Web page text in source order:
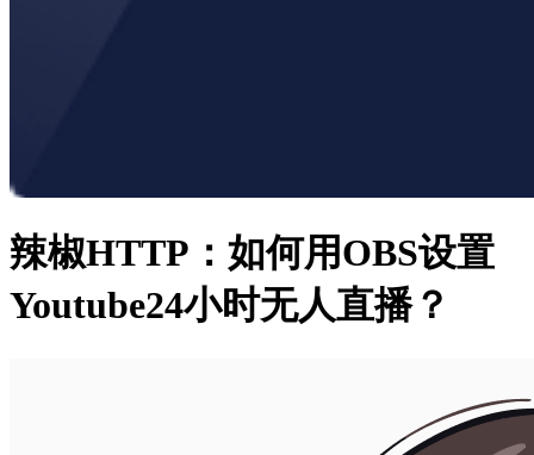
辣椒HTTP：如何用OBS设置
Youtube24小时无人直播？